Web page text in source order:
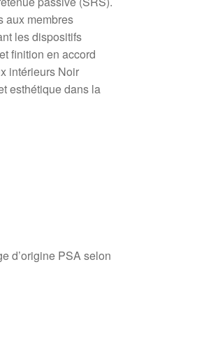
aux membres
les dispositifs
finition en accord
intérieurs Noir
esthétique dans la
d’origine PSA selon